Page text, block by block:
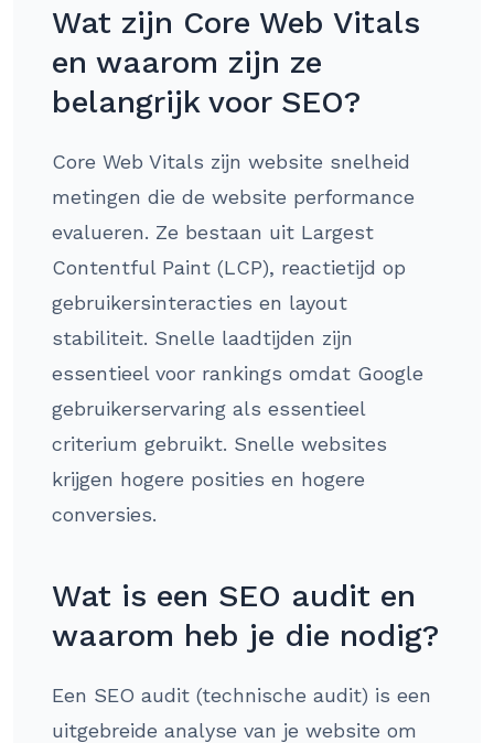
Wat zijn Core Web Vitals
en waarom zijn ze
belangrijk voor SEO?
Core Web Vitals zijn website snelheid
metingen die de website performance
evalueren. Ze bestaan uit Largest
Contentful Paint (LCP), reactietijd op
gebruikersinteracties en layout
stabiliteit. Snelle laadtijden zijn
essentieel voor rankings omdat Google
gebruikerservaring als essentieel
criterium gebruikt. Snelle websites
krijgen hogere posities en hogere
conversies.
Wat is een SEO audit en
waarom heb je die nodig?
Een SEO audit (technische audit) is een
uitgebreide analyse van je website om